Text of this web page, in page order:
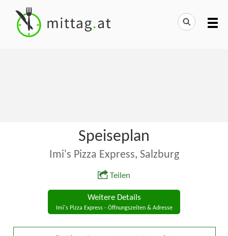
Speiseplan
Imi's Pizza Express, Salzburg
Teilen
Weitere Details
Imi's Pizza Express - Öffnungszeiten & Adresse